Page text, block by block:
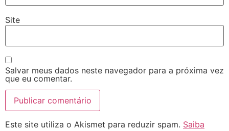
Site
Salvar meus dados neste navegador para a próxima vez
que eu comentar.
Este site utiliza o Akismet para reduzir spam. Saiba